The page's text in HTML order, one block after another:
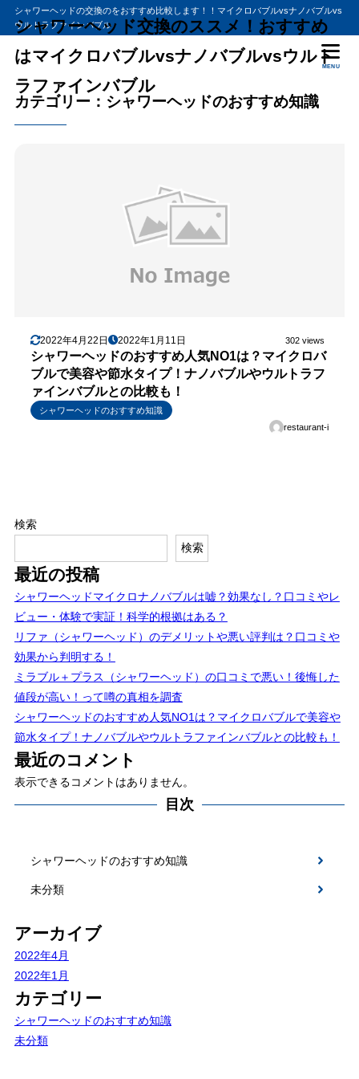
シャワーヘッドの交換のをおすすめ比較します！！マイクロバブルvsナノバブルvs
ウルトラファインバブル
シャワーヘッド交換のススメ！おすすめ
はマイクロバブルvsナノバブルvsウルト
ラファインバブル
MENU
カテゴリー：シャワーヘッドのおすすめ知識
2022年4月22日 2022年1月11日 302 views
シャワーヘッドのおすすめ人気NO1は？マイクロバ
ブルで美容や節水タイプ！ナノバブルやウルトラフ
ァインバブルとの比較も！
シャワーヘッドのおすすめ知識
restaurant-i
検索
検索
最近の投稿
シャワーヘッドマイクロナノバブルは嘘？効果なし？口コミやレ
ビュー・体験で実証！科学的根拠はある？
リファ（シャワーヘッド）のデメリットや悪い評判は？口コミや
効果から判明する！
ミラブル＋プラス（シャワーヘッド）の口コミで悪い！後悔した
値段が高い！って噂の真相を調査
シャワーヘッドのおすすめ人気NO1は？マイクロバブルで美容や
節水タイプ！ナノバブルやウルトラファインバブルとの比較も！
最近のコメント
表示できるコメントはありません。
目次
シャワーヘッドのおすすめ知識
未分類
アーカイブ
2022年4月
2022年1月
カテゴリー
シャワーヘッドのおすすめ知識
未分類